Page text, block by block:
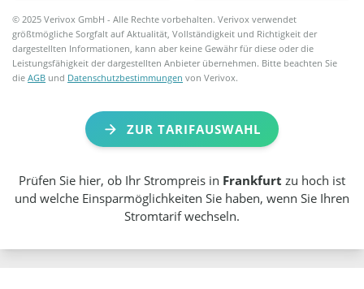
© 2025 Verivox GmbH - Alle Rechte vorbehalten. Verivox verwendet
größtmögliche Sorgfalt auf Aktualität, Vollständigkeit und Richtigkeit der
dargestellten Informationen, kann aber keine Gewähr für diese oder die
Leistungsfähigkeit der dargestellten Anbieter übernehmen. Bitte beachten Sie
dieAGB und Datenschutzbestimmungen von Verivox.
ZUR TARIFAUSWAHL
Prüfen Sie hier, ob Ihr Strompreis in Frankfurt zu hoch ist
und welche Einsparmöglichkeiten Sie haben, wenn Sie Ihren
Stromtarif wechseln.